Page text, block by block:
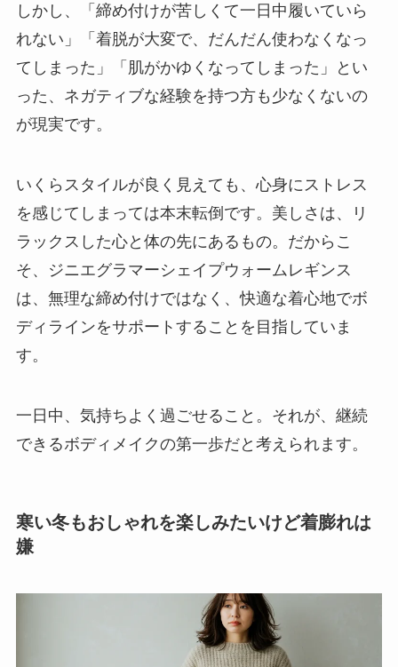
しかし、「締め付けが苦しくて一日中履いていら
れない」「着脱が大変で、だんだん使わなくなっ
てしまった」「肌がかゆくなってしまった」とい
った、ネガティブな経験を持つ方も少なくないの
が現実です。
いくらスタイルが良く見えても、心身にストレス
を感じてしまっては本末転倒です。美しさは、リ
ラックスした心と体の先にあるもの。だからこ
そ、ジニエグラマーシェイプウォームレギンス
は、 無理な締め付けではなく、快適な着心地でボ
ディラインをサポートする ことを目指していま
す。
一日中、気持ちよく過ごせること。それが、継続
できるボディメイクの第一歩だと考えられます。
寒い冬もおしゃれを楽しみたいけど着膨れは
嫌